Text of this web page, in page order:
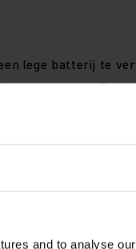
and to analyse
lege batterij te
nodig heeft. De
brengt bovendien
batterij en uw